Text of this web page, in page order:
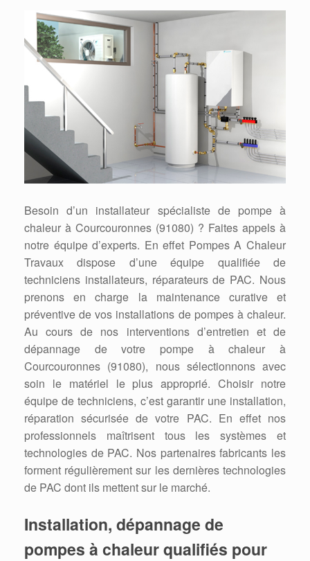
Besoin d’un installateur spécialiste de pompe à
chaleur à Courcouronnes (91080) ? Faites appels à
notre équipe d’experts. En effet Pompes A Chaleur
Travaux dispose d’une équipe qualifiée de
techniciens installateurs, réparateurs de PAC. Nous
prenons en charge la maintenance curative et
préventive de vos installations de pompes à chaleur.
Au cours de nos interventions d’entretien et de
dépannage de votre pompe à chaleur à
Courcouronnes (91080), nous sélectionnons avec
soin le matériel le plus approprié. Choisir notre
équipe de techniciens, c’est garantir une installation,
réparation sécurisée de votre PAC. En effet nos
professionnels maîtrisent tous les systèmes et
technologies de PAC. Nos partenaires fabricants les
forment régulièrement sur les dernières technologies
de PAC dont ils mettent sur le marché.
Installation, dépannage de
pompes à chaleur qualifiés pour